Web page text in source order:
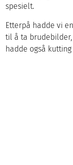
spesielt.
Etterpå hadde vi
til å ta
hadde også